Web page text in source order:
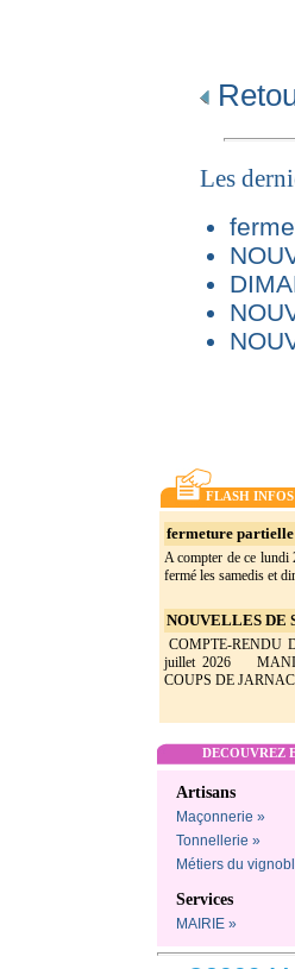
Les
FLASH INFOS
fermeture partielle
A compter de ce lundi
fermé les samedis et
NOUVELLES DE
COMPTE-RENDU
juillet 2026
COUPS DE
DECOUVREZ
Artisans
Maçonnerie »
Tonnellerie »
Métiers du
Services
MAIRIE »